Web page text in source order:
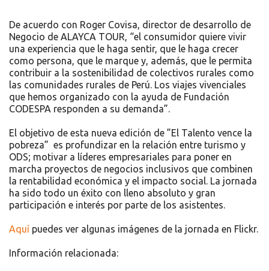
De acuerdo con Roger Covisa, director de desarrollo de
Negocio de ALAYCA TOUR, “el consumidor quiere vivir
una experiencia que le haga sentir, que le haga crecer
como persona, que le marque y, además, que le permita
contribuir a la sostenibilidad de colectivos rurales como
las comunidades rurales de Perú. Los viajes vivenciales
que hemos organizado con la ayuda de Fundación
CODESPA responden a su demanda”.
El objetivo de esta nueva edición de ”El Talento vence la
pobreza” es profundizar en la relación entre turismo y
ODS; motivar a líderes empresariales para poner en
marcha proyectos de negocios inclusivos que combinen
la rentabilidad económica y el impacto social. La jornada
ha sido todo un éxito con lleno absoluto y gran
participación e interés por parte de los asistentes.
Aquí puedes ver algunas imágenes de la jornada en Flickr.
Información relacionada: